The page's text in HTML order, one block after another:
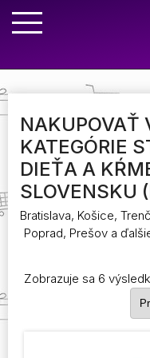
NAKUPOVAŤ
KATEGÓRIE
DIEŤA A
SLOVENSKU
Bratislava, Košice,
Poprad, Prešov a
Zobrazuje sa 6